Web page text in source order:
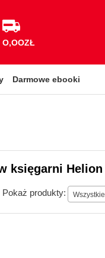
O,OOZŁ
Darmowe ebooki
księgarni Helion
Pokaż produkty: Wszystkie